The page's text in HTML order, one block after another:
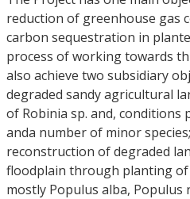
reduction of greenhouse gas
carbon sequestration in
process of working towards
also achieve two subsidiary
degraded sandy agricultural
of Robinia sp. and, conditions
anda number of minor
reconstruction of degraded
floodplain through planting of
mostly Populus alba, Populus